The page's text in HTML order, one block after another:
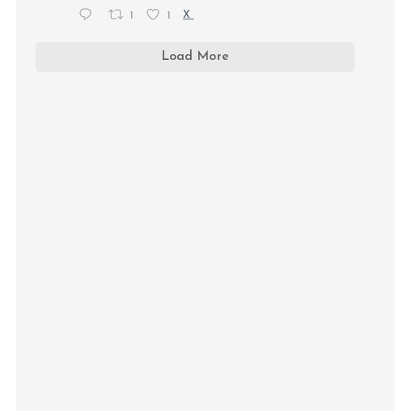
1 1 X
Load More